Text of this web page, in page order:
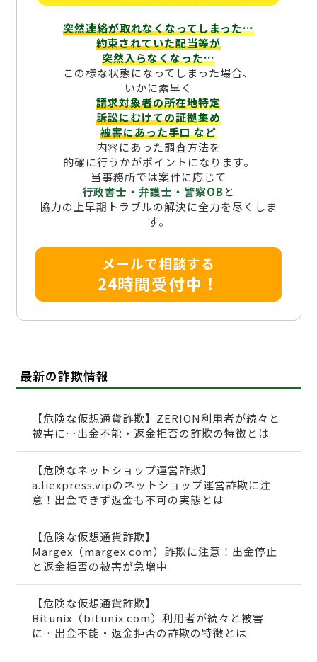
突然連絡が取れなくなってしまった…
約束されていた配当等が
突然入らなくなった…
この様な状態になってしまった場合、
いかに素早く
請求対象者の所在地特定
訴訟にむけての証拠集め
被害にあった手口など
内容にあった調査方法を
的確に行うかがポイントになります。
当事務所では案件に応じて
行政書士・弁護士・警察OBと
協力の上早期トラブルの解決に全力を尽くしま
す。
メールで相談する
24時間受付中！
最新の詐欺情報
【危険な仮想通貨詐欺】ZERION利用者が続々と
被害に…出金不能・返金拒否の詐欺の特徴とは
【危険なネットショップ運営詐欺】
a.liexpress.vipのネットショップ運営詐欺に注
意！出金できず返金も不可の実態とは
【危険な仮想通貨詐欺】
Margex（margex.com）詐欺に注意！出金停止
と返金拒否の被害が急増中
【危険な仮想通貨詐欺】
Bitunix（bitunix.com）利用者が続々と被害
に…出金不能・返金拒否の詐欺の特徴とは